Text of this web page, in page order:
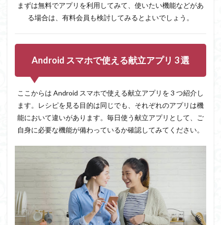
まずは無料でアプリを利用してみて、使いたい機能などがあ
る場合は、有料会員も検討してみるとよいでしょう。
Android スマホで使える献立アプリ 3 選
ここからは Android スマホで使える献立アプリを 3 つ紹介し
ます。レシピを見る目的は同じでも、それぞれのアプリは機
能において違いがあります。毎日使う献立アプリとして、ご
自身に必要な機能が備わっているか確認してみてください。